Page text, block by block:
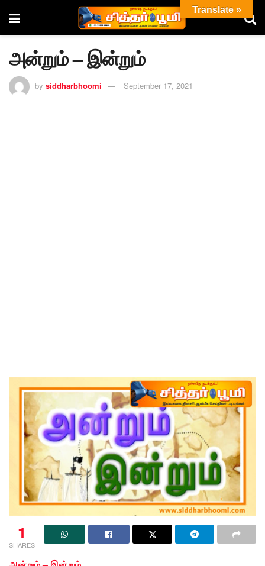
அன்றும் – இன்றும்
by siddharbhoomi September 17, 2021
1
SHARES
Translate »